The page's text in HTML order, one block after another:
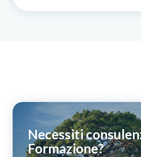
Necessiti
Formazione?